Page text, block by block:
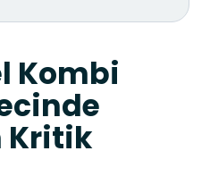
Kombi
Kritik